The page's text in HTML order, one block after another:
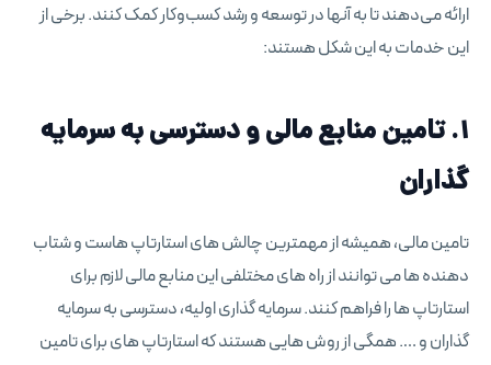
ارائه می‌دهند تا به آنها در توسعه و رشد کسب‌وکار کمک کنند. برخی از
این خدمات به این شکل هستند:
1. تامین منابع مالی و دسترسی به سرمایه
گذاران
تامین مالی، همیشه از مهمترین چالش های استارتاپ هاست و شتاب
دهنده ها می توانند از راه های مختلفی این منابع مالی لازم برای
استارتاپ ها را فراهم کنند. سرمایه گذاری اولیه، دسترسی به سرمایه
گذاران و …. همگی از روش هایی هستند که استارتاپ های برای تامین